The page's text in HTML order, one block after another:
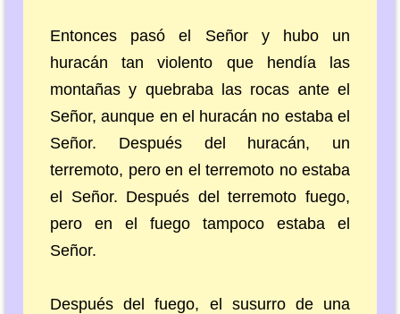
Entonces pasó el Señor y hubo un
huracán tan violento que hendía las
montañas y quebraba las rocas ante el
Señor, aunque en el huracán no estaba el
Señor. Después del huracán, un
terremoto, pero en el terremoto no estaba
el Señor. Después del terremoto fuego,
pero en el fuego tampoco estaba el
Señor.
Después del fuego, el susurro de una